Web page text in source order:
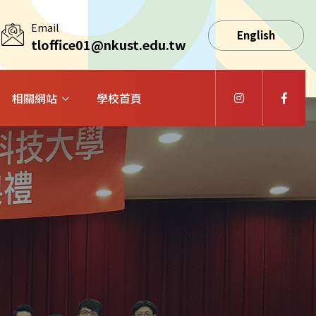
Email
tloffice01@nkust.edu.tw
English
相關網站 學校首頁